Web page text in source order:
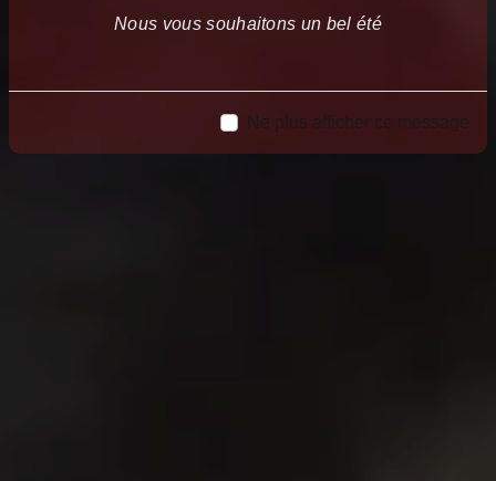
Nous vous souhaitons un bel été
Ne plus afficher ce message